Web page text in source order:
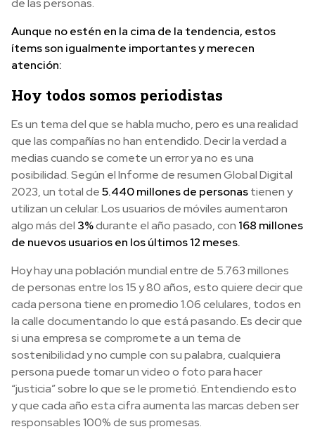
de las personas.
Aunque no estén en la cima de la tendencia, estos
ítems son igualmente importantes y merecen
atención:
Hoy todos somos periodistas
Es un tema del que se habla mucho, pero es una realidad
que las compañías no han entendido. Decir la verdad a
medias cuando se comete un error ya no es una
posibilidad. Según el Informe de resumen Global Digital
2023, un total de5.440 millones de personastienen y
utilizan un celular. Los usuarios de móviles aumentaron
algo más del 3%durante el año pasado, con 168 millones
de nuevos usuarios en los últimos 12 meses.
Hoy hay una población mundial entre de 5.763 millones
de personas entre los 15 y 80 años, esto quiere decir que
cada persona tiene en promedio 1.06 celulares, todos en
la calle documentando lo que está pasando. Es decir que
si una empresa se compromete a un tema de
sostenibilidad y no cumple con su palabra, cualquiera
persona puede tomar un video o foto para hacer
“justicia” sobre lo que se le prometió. Entendiendo esto
y que cada año esta cifra aumenta las marcas deben ser
responsables 100% de sus promesas.